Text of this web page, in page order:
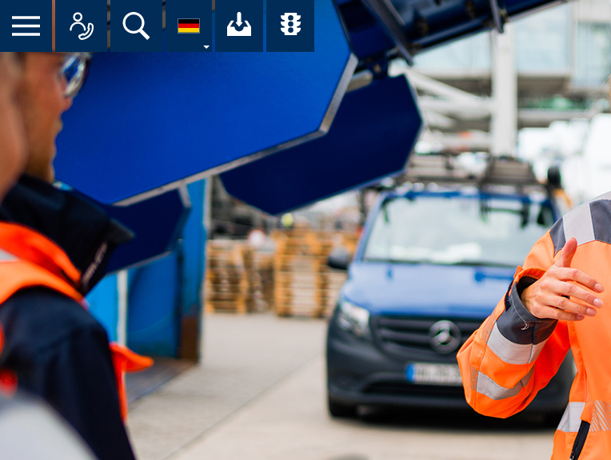
Suche Ihr Download-Center der HPA
Übersicht aller Verkehrsmeldungen